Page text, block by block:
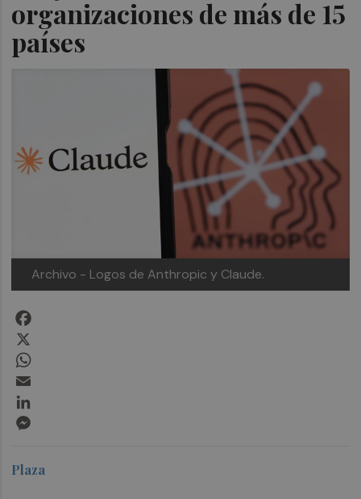
organizaciones de más de 15
países
Archivo - Logos de Anthropic y Claude.
Plaza